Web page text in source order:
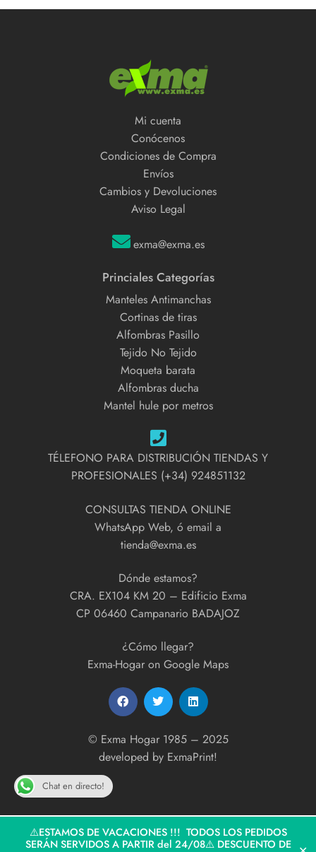
⚠️ESTAMOS DE VACACIONES !!! TODOS LOS PEDIDOS
SERÁN SERVIDOS A PARTIR del 24/08⚠️ DESCUENTO DE
Mi cuenta
Conócenos
Condiciones de Compra
Envíos
Cambios y Devoluciones
Aviso Legal
exma@exma.es
Princiales Categorías
Manteles Antimanchas
Cortinas de tiras
Alfombras Pasillo
Tejido No Tejido
Moqueta barata
Alfombras ducha
Mantel hule por metros
TÉLEFONO PARA DISTRIBUCIÓN TIENDAS Y
PROFESIONALES (+34) 924851132
CONSULTAS TIENDA ONLINE
WhatsApp Web, ó email a
tienda@exma.es
Dónde estamos?
CRA. EX104 KM 20 – Edificio Exma
CP 06460 Campanario BADAJOZ
¿Cómo llegar?
Exma-Hogar on Google Maps
© Exma Hogar 1985 – 2025
developed by ExmaPrint!
Chat en directo!